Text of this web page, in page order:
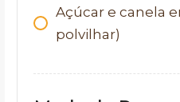
Açúcar e canela
polvilhar)